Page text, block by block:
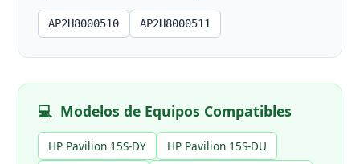
AP2H8000510 AP2H8000511
💻 Modelos de Equipos Compatibles
HP Pavilion 15S-DY
HP Pavilion 15S-DU